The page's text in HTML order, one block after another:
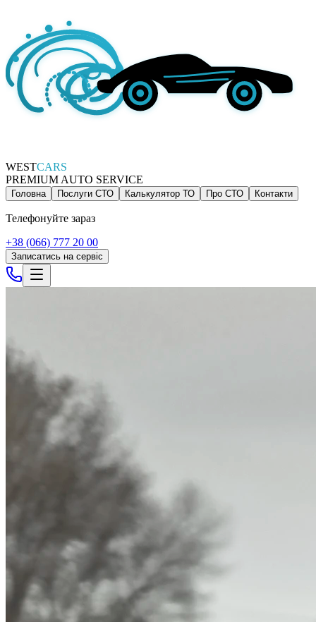
WESTCARS
PREMIUM AUTO SERVICE
Головна Послуги СТО Калькулятор ТО Про СТО Контакти
Телефонуйте зараз
+38 (066) 777 20 00
Записатись на сервіс